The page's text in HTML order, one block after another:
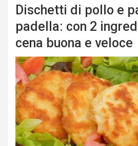
Dischetti di pollo e
padella: con 2
cena buona e veloce